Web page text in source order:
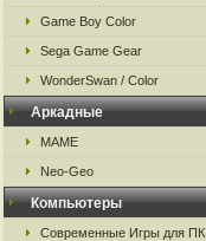
Game Boy Color
Sega Game Gear
WonderSwan / Color
Аркадные
MAME
Neo-Geo
Компьютеры
Современные Игры для ПК